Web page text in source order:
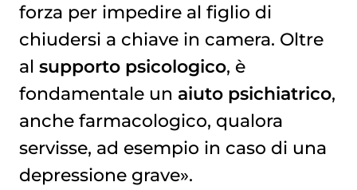
forza per impedire al figlio di
chiudersi a chiave in camera. Oltre
al supporto psicologico, è
fondamentale un aiuto psichiatrico,
anche farmacologico, qualora
servisse, ad esempio in caso di una
depressione grave».